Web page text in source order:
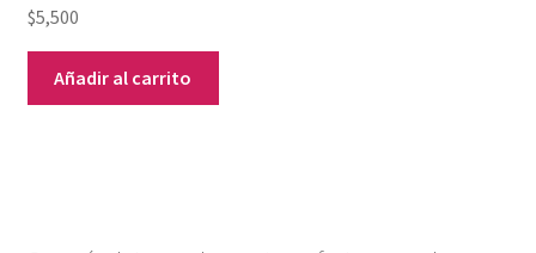
$5,500
Añadir al carrito